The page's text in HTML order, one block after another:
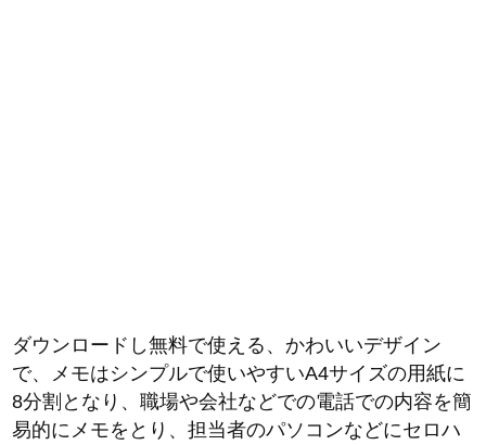
ダウンロードし無料で使える、かわいいデザイン
で、メモはシンプルで使いやすいA4サイズの用紙に
8分割となり、職場や会社などでの電話での内容を簡
易的にメモをとり、担当者のパソコンなどにセロハ